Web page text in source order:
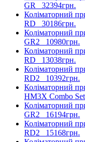
GR 32394грн.
Коліматорний
RD 30186грн.
Коліматорний
GR2 10980грн.
Коліматорний
RD 13038грн.
Коліматорний
RD2 10392грн.
Коліматорний
HM3X Combo
Коліматорний
GR2 16194грн.
Коліматорний
RD2 15168грн.